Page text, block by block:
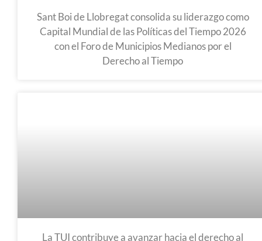
Sant Boi de Llobregat consolida su liderazgo como
Capital Mundial de las Políticas del Tiempo 2026
con el Foro de Municipios Medianos por el
Derecho al Tiempo
La TUI contribuye a avanzar hacia el derecho al